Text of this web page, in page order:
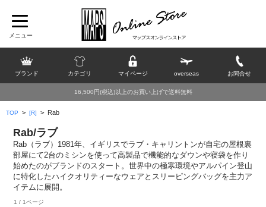
ブランド カテゴリ マイページ overseas お問合せ
16,500円(税込)以上のお買い上げで送料無料
TOP > [R] > Rab
Rab/ラブ
Rab（ラブ）1981年、イギリスでラブ・キャリントンが自宅の屋根裏
部屋にて2台のミシンを使って高製品で機能的なダウンや寝袋を作り
始めたのがブランドのスタート。世界中の極寒環境やアルパイン登山
に特化したハイクオリティーなウェアとスリーピングバッグを主力ア
イテムに展開。
1 / 1ページ